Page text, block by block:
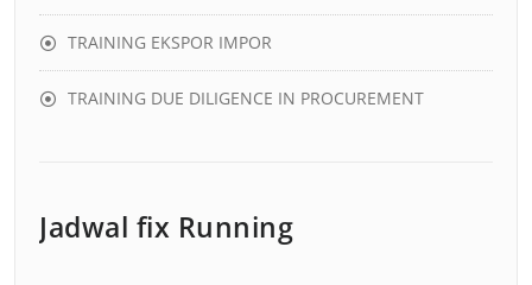
TRAINING EKSPOR IMPOR
TRAINING DUE DILIGENCE IN PROCUREMENT
Jadwal fix Running